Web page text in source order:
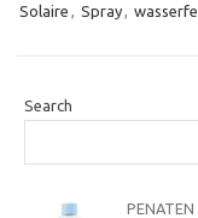
Solaire , Spray,
Search